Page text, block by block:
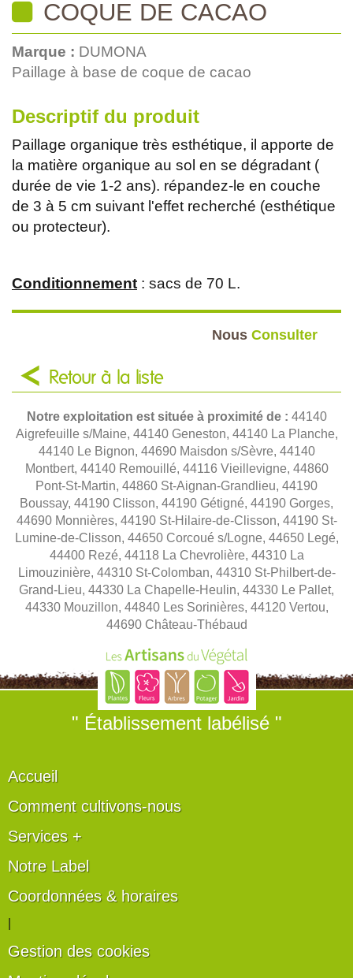
COQUE DE CACAO
Marque : DUMONA
Paillage à base de coque de cacao
Descriptif du produit
Paillage organique très esthétique, il apporte de
la matière organique au sol en se dégradant (
durée de vie 1-2 ans). répandez-le en couche
de 3 à 5 cm suivant l'effet recherché (esthétique
ou protecteur).
Conditionnement : sacs de 70 L.
Nous Consulter
Retour à la liste
Notre exploitation est située à proximité de : 44140
Aigrefeuille s/Maine, 44140 Geneston, 44140 La Planche,
44140 Le Bignon, 44690 Maisdon s/Sèvre, 44140
Montbert, 44140 Remouillé, 44116 Vieillevigne, 44860
Pont-St-Martin, 44860 St-Aignan-Grandlieu, 44190
Boussay, 44190 Clisson, 44190 Gétigné, 44190 Gorges,
44690 Monnières, 44190 St-Hilaire-de-Clisson, 44190 St-
Lumine-de-Clisson, 44650 Corcoué s/Logne, 44650 Legé,
44400 Rezé, 44118 La Chevrolière, 44310 La
Limouzinière, 44310 St-Colomban, 44310 St-Philbert-de-
Grand-Lieu, 44330 La Chapelle-Heulin, 44330 Le Pallet,
44330 Mouzillon, 44840 Les Sorinières, 44120 Vertou,
44690 Château-Thébaud
" Établissement labélisé "
Accueil
Comment cultivons-nous
Services +
Notre Label
Coordonnées & horaires
Gestion des cookies